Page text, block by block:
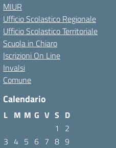
MIUR
Ufficio Scolastico Regionale
Ufficio Scolastico Territoriale
Scuola in Chiaro
Iscrizioni On Line
Invalsi
Comune
Calendario
L M M G V S D
1
2
3 4 5 6 7 8 9